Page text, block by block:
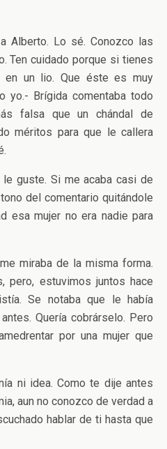
Alberto. Lo sé. Conozco las
Ten cuidado porque si tienes
en un lio. Que éste es muy
yo.- Brígida comentaba todo
falsa que un chándal de
méritos para que le callera
le guste. Si me acaba casi de
del comentario quitándole
esa mujer no era nadie para
miraba de la misma forma.
pero, estuvimos juntos hace
Se notaba que le había
Quería cobrárselo. Pero
por una mujer que
ni idea. Como te dije antes
aun no conozco de verdad a
hablar de ti hasta que